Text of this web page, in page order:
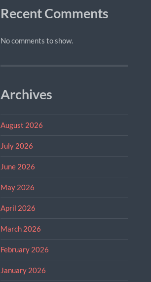
Recent Comments
No comments to show.
Archives
August 2026
July 2026
June 2026
May 2026
April 2026
March 2026
February 2026
January 2026